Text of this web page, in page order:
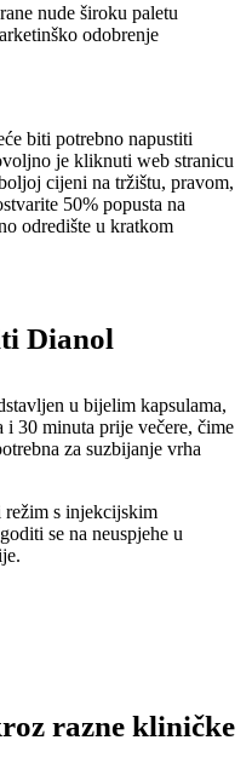
nude široku paletu
odobrenje
biti potrebno napustiti
je kliknuti web stranicu
cijeni na tržištu, pravom,
50% popusta na
odredište u kratkom
Dianol
u bijelim kapsulama,
30 minuta prije večere, čime
za suzbijanje vrha
režim s injekcijskim
se na neuspjehe u
razne kliničke